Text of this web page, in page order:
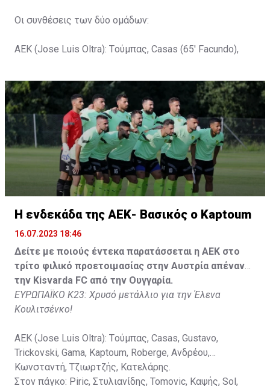
Οι συνθέσεις των δύο ομάδων:
ΑΕΚ (Jose Luis Oltra): Tούμπας, Casas (65' Facundo),
Gyurcso), Κaptoum (46' Καψής (65' Mάμας), Roberge (65'
Tomovic), Aνδρέου (65' Angel) , Κωνσταντή (65' Sol),
Τζιωρτζής (65' Faraj), Κατελάρης (65' Milicevic).
Στον πάγκο: Piric, Στυλιανίδης, Tomovic, Καψής, Sol,
Faraj, Lopes, Angel, Milicevic, Pons, Εγγλέζου, Facundo,
Gonzalez, Guyrcso, Μάμας.
Κisvarda FC (Milos Kruscic): Kovacs, Navratil, Raul, Szor,
Lippai, Alic, Kormendi, Makowski, Czekus, Ilievski,
Στον πάγκο: Petkovic, Cipetic, Kovasic, Jovicic, Szeles,
Vida, Otvos, Lucas, Camas, Mesanovic.
H ενδεκάδα της ΑΕΚ- Βασικός ο Kaptoum
16.07.2023 18:46
Δείτε με ποιούς έντεκα παρατάσσεται η ΑΕΚ στο
τρίτο φιλικό προετοιμασίας στην Αυστρία απέναντι
την Kisvarda FC από την Ουγγαρία.
ΕΥΡΩΠΑΪΚΟ Κ23: Χρυσό μετάλλιο για την Έλενα
Κουλιτσένκο!
ΑΕΚ (Jose Luis Oltra): Tούμπας, Casas, Gustavo,
Trickovski, Gama, Κaptoum, Roberge, Aνδρέου,
Κωνσταντή, Τζιωρτζής, Κατελάρης.
Στον πάγκο: Piric, Στυλιανίδης, Tomovic, Καψής, Sol,